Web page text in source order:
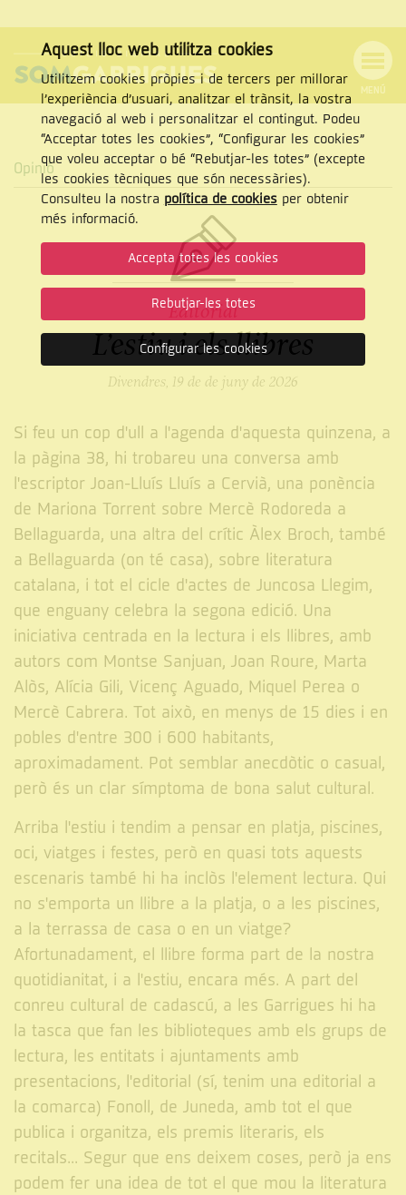
NAVEGACIÓ
MENÚ
Cercar
CERCAR
Opinió
Editorial
L’estiu i els llibres
Divendres, 19 de de juny de 2026
Si feu un cop d'ull a l'agenda d'aquesta quinzena, a
la pàgina 38, hi trobareu una conversa amb
l'escriptor Joan-Lluís Lluís a Cervià, una ponència
de Mariona Torrent sobre Mercè Rodoreda a
Bellaguarda, una altra del crític Àlex Broch, també
a Bellaguarda (on té casa), sobre literatura
catalana, i tot el cicle d'actes de Juncosa Llegim,
que enguany celebra la segona edició. Una
iniciativa centrada en la lectura i els llibres, amb
autors com Montse Sanjuan, Joan Roure, Marta
Alòs, Alícia Gili, Vicenç Aguado, Miquel Perea o
Mercè Cabrera. Tot això, en menys de 15 dies i en
pobles d'entre 300 i 600 habitants,
aproximadament. Pot semblar anecdòtic o casual,
però és un clar símptoma de bona salut cultural.
Arriba l'estiu i tendim a pensar en platja, piscines,
oci, viatges i festes, però en quasi tots aquests
escenaris també hi ha inclòs l'element lectura. Qui
no s'emporta un llibre a la platja, o a les piscines,
a la terrassa de casa o en un viatge?
Afortunadament, el llibre forma part de la nostra
quotidianitat, i a l'estiu, encara més. A part del
conreu cultural de cadascú, a les Garrigues hi ha
la tasca que fan les biblioteques amb els grups de
lectura, les entitats i ajuntaments amb
presentacions, l'editorial (sí, tenim una editorial a
la comarca) Fonoll, de Juneda, amb tot el que
publica i organitza, els premis literaris, els
recitals... Segur que ens deixem coses, però ja ens
podem fer una idea de tot el que mou la literatura
Aquest lloc web utilitza cookies
Utilitzem cookies pròpies i de tercers per millorar
l’experiència d’usuari, analitzar el trànsit, la vostra
navegació al web i personalitzar el contingut. Podeu
“Acceptar totes les cookies”, “Configurar les cookies”
que voleu acceptar o bé “Rebutjar-les totes” (excepte
les cookies tècniques que són necessàries).
Consulteu la nostra política de cookiesper obtenir
més informació.
Accepta totes les cookies
Rebutjar-les totes
Configurar les cookies